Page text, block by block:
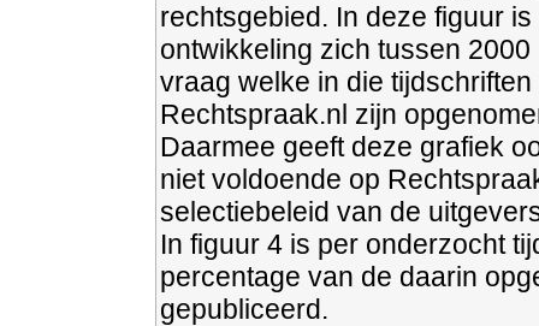
rechtsgebied. In deze figuur
ontwikkeling zich tussen
vraag welke in die
Rechtspraak.nl zijn
Daarmee geeft deze grafiek
niet voldoende op
selectiebeleid van de
In figuur 4 is per onderzocht
percentage van de daarin
gepubliceerd.